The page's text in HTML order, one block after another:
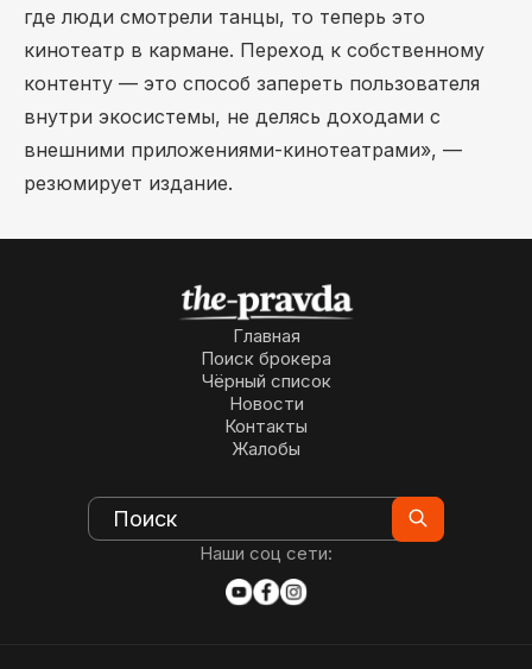
где люди смотрели танцы, то теперь это
кинотеатр в кармане. Переход к собственному
контенту — это способ запереть пользователя
внутри экосистемы, не делясь доходами с
внешними приложениями-кинотеатрами», —
резюмирует издание.
Главная
Поиск брокера
Чёрный список
Новости
Контакты
Жалобы
Наши соц сети: